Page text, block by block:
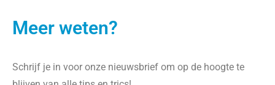
Meer weten?
Schrijf je in voor onze nieuwsbrief om op de hoogte te